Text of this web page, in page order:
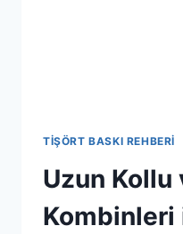
TIŞÖRT BASKI REHBERI
Uzun Kollu
Kombinleri